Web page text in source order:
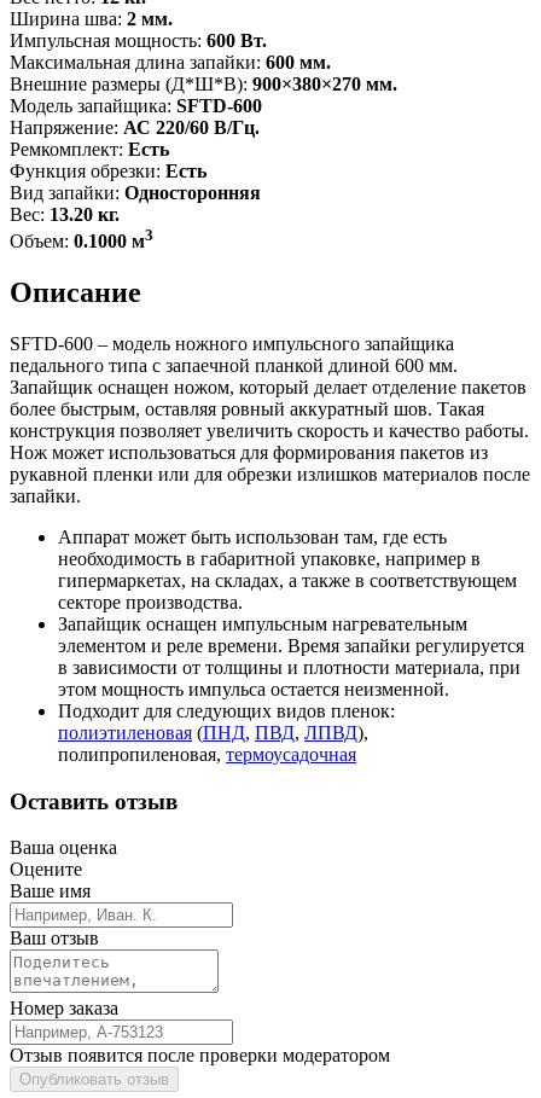
Ширина шва: 2 мм.
Импульсная мощность: 600 Вт.
Максимальная длина запайки: 600 мм.
Внешние размеры (Д*Ш*В): 900×380×270 мм.
Модель запайщика: SFTD-600
Напряжение: АС 220/60 В/Гц.
Ремкомплект: Есть
Функция обрезки: Есть
Вид запайки: Односторонняя
Вес: 13.20 кг.
Объем: 0.1000 м3
Описание
SFTD-600 – модель ножного импульсного запайщика
педального типа с запаечной планкой длиной 600 мм.
Запайщик оснащен ножом, который делает отделение пакетов
более быстрым, оставляя ровный аккуратный шов. Такая
конструкция позволяет увеличить скорость и качество работы.
Нож может использоваться для формирования пакетов из
рукавной пленки или для обрезки излишков материалов после
запайки.
Аппарат может быть использован там, где есть
необходимость в габаритной упаковке, например в
гипермаркетах, на складах, а также в соответствующем
секторе производства.
Запайщик оснащен импульсным нагревательным
элементом и реле времени. Время запайки регулируется
в зависимости от толщины и плотности материала, при
этом мощность импульса остается неизменной.
Подходит для следующих видов пленок:
полиэтиленовая (ПНД, ПВД, ЛПВД),
полипропиленовая, термоусадочная
Оставить отзыв
Ваша оценка
Оцените
Ваше имя
Ваш отзыв
Номер заказа
Отзыв появится после проверки модератором
Опубликовать отзыв